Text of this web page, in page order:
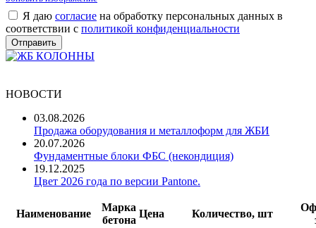
Я даю согласие на обработку персональных данных в
соответствии с политикой конфиденциальности
НОВОСТИ
03.08.2026
Продажа оборудования и металлоформ для ЖБИ
20.07.2026
Фундаментные блоки ФБС (некондиция)
19.12.2025
Цвет 2026 года по версии Pantone.
Наименование
Марка
бетона
Цена Количество, шт